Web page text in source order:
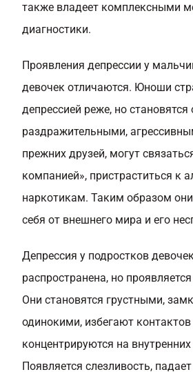
также владеет комплексными
диагностики.
Проявления депрессии у
девочек отличаются. Юноши
депрессией реже, но становятся
раздражительными,
прежних друзей, могут
компанией», пристраститься к
наркотикам. Таким образом
себя от внешнего мира и его
Депрессия у подростков
распространена, но
Они становятся грустными,
одинокими, избегают
концентрируются на
Появляется слезливость,